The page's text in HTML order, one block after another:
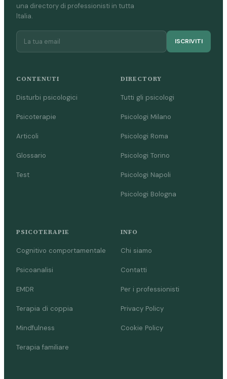
una directory di professionisti in tutta
Italia.
ISCRIVITI
CONTENUTI
Disturbi psicologici
Psicoterapie
Articoli
Glossario
Test
DIRECTORY
Tutti gli psicologi
Psicologi Milano
Psicologi Roma
Psicologi Torino
Psicologi Napoli
Psicologi Bologna
PSICOTERAPIE
Cognitivo comportamentale
Psicoanalisi
EMDR
Terapia di coppia
Mindfulness
Terapia familiare
INFO
Chi siamo
Contatti
Per i professionisti
Privacy Policy
Cookie Policy